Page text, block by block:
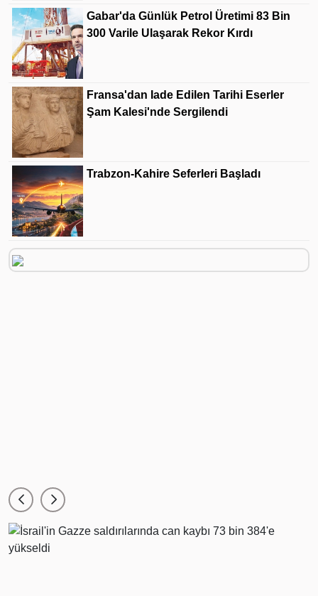
Gabar'da Günlük Petrol Üretimi 83 Bin
300 Varile Ulaşarak Rekor Kırdı
Fransa'dan Iade Edilen Tarihi Eserler
Şam Kalesi'nde Sergilendi
Trabzon-Kahire Seferleri Başladı